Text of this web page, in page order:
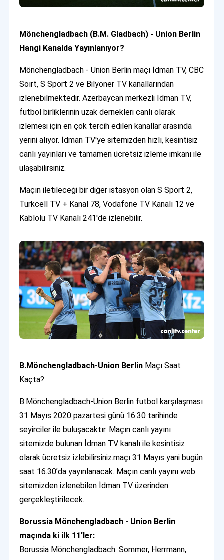
Mönchengladbach (B.M. Gladbach) - Union Berlin
Hangi Kanalda Yayınlanıyor?
Mönchengladbach - Union Berlin maçı İdman TV, CBC
Soırt, S Sport 2 ve Bilyoner TV kanallarından
izlenebilmektedir. Azerbaycan merkezli İdman TV,
futbol birliklerinin uzak dernekleri canlı olarak
izlemesi için en çok tercih edilen kanallar arasında
yerini alıyor. İdman TV'ye sitemizden hızlı, kesintisiz
canlı yayınları ve tamamen ücretsiz izleme imkanı ile
ulaşabilirsiniz.
Maçın iletileceği bir diğer istasyon olan S Sport 2,
Turkcell TV + Kanal 78, Vodafone TV Kanalı 12 ve
Kablolu TV Kanalı 241'de izlenebilir.
B.Mönchengladbach-Union Berlin Maçı Saat
Kaçta?
B.Mönchengladbach-Union Berlin futbol karşılaşması
31 Mayıs 2020 pazartesi günü 16.30 tarihinde
seyirciler ile buluşacaktır. Maçın canlı yayını
sitemizde bulunan İdman TV kanalı ile kesintisiz
olarak ücretsiz izlebilirsiniz.maçı 31 Mayıs yani bugün
saat 16.30’da yayınlanacak. Maçın canlı yayını web
sitemizden izlenebilen İdman TV üzerinden
gerçekleştirilecek.
Borussia Mönchengladbach - Union Berlin
maçında ki ilk 11'ler:
Borussia Mönchengladbach: Sommer, Herrmann,